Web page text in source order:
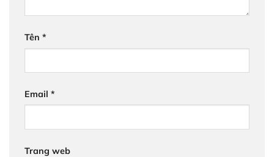
Tên *
Email *
Trang web